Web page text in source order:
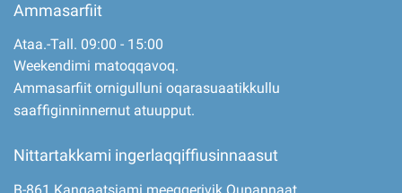
Ammasarfiit
Ataa.-Tall. 09:00 - 15:00
Weekendimi matoqqavoq.
Ammasarfiit ornigulluni oqarasuaatikkullu
saaffiginninnernut atuupput.
Nittartakkami ingerlaqqiffiusinnaasut